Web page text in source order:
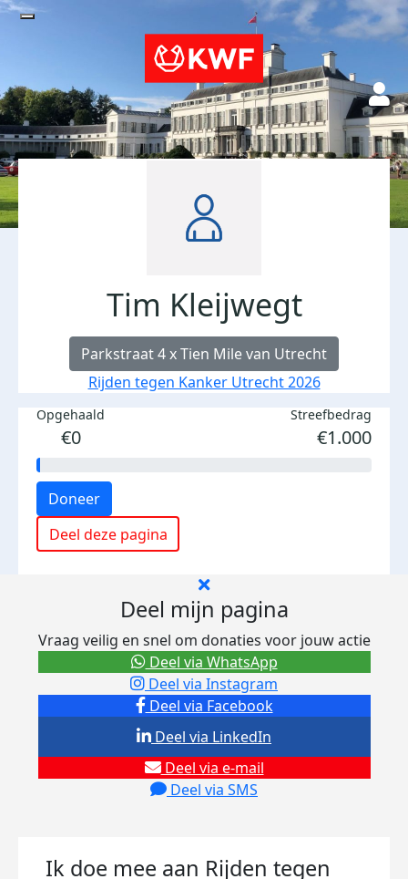
Tim Kleijwegt
Parkstraat 4 x Tien Mile van Utrecht
Rijden tegen Kanker Utrecht 2026
Opgehaald
€0
Streefbedrag
€1.000
Doneer
Deel deze pagina
Deel mijn pagina
Vraag veilig en snel om donaties voor jouw actie
Deel via Facebook
Deel via Instagram
Deel via e-mail
Deel via SMS
Deel via LinkedIn
Deel via WhatsApp
Ik doe mee aan Rijden tegen